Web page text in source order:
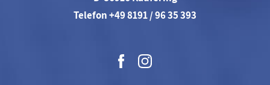
Telefon +49 8191 / 96 35 393